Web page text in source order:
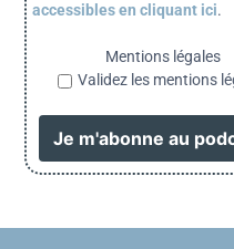
accessibles en cliquant ici.
Mentions légales
Validez les mentions